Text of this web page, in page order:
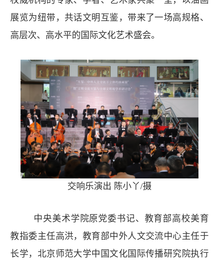
展览为纽带，共话文明互鉴，带来了一场高规格、
高层次、高水平的国际文化艺术盛会。
交响乐演出 陈小丫/摄
中央美术学院原党委书记、教育部高校美育
教指委主任高洪，教育部中外人文交流中心主任于
长学，北京师范大学中国文化国际传播研究院执行